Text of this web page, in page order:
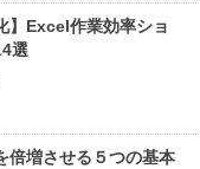
】Excel作業効率ショ
選
倍増させる５つの基本